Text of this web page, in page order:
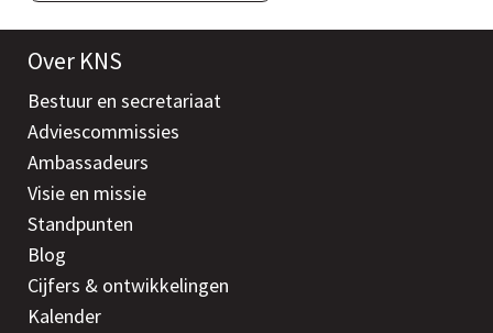
Over KNS
Bestuur en secretariaat
Adviescommissies
Ambassadeurs
Visie en missie
Standpunten
Blog
Cijfers & ontwikkelingen
Kalender